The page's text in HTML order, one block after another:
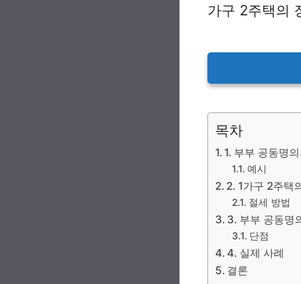
가구 2주택의
목차
1. 부부 공동명
예시
2. 1가구 2주택
절세 방법
3. 부부 공동명
단점
4. 실제 사례
결론